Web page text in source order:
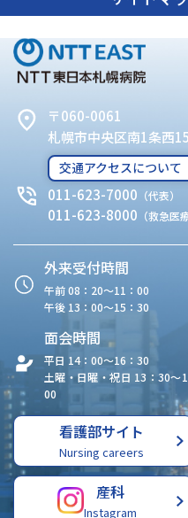
〒060-0061
札幌市中央区南1条西
交通アクセスについて
011-623-7000 （代表）
011-623-8000 （救急医
外来受付時間
午前 08：20〜11：00
午後 13：00〜15：30
面会時間
平日 14：00〜16：30
土曜・日曜・祝日 13：30〜
00
看護部サイト
Nursing careers
産科
Instagram